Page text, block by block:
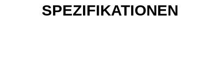
SPEZIFIKATIONEN